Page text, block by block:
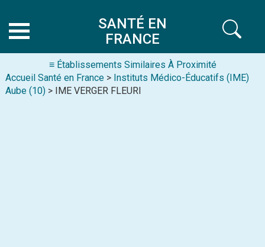
SANTÉ EN
FRANCE
≡ Établissements Similaires À Proximité
Accueil Santé en France > Instituts Médico-Éducatifs (IME)
Aube (10) > IME VERGER FLEURI